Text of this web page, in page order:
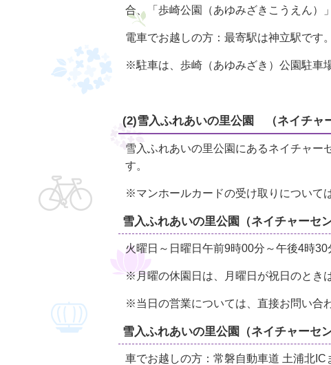
合、「歩崎公園（あゆみざきこうえん）
電車でお越しの方：最寄駅は神立駅です
※駐車は、歩崎（あゆみざき）公園駐車
(2)雪入ふれあいの里公園 （ネイチャ
雪入ふれあいの里公園にあるネイチャー
す。
※マンホールカードの受け取りについて
雪入ふれあいの里公園（ネイチャーセ
火曜日～日曜日午前9時00分～午後4時
※月曜の休園日は、月曜日が祝日のとき
※当日の営業については、直接お問い合
雪入ふれあいの里公園（ネイチャーセ
車でお越しの方：常磐自動車道 土浦北